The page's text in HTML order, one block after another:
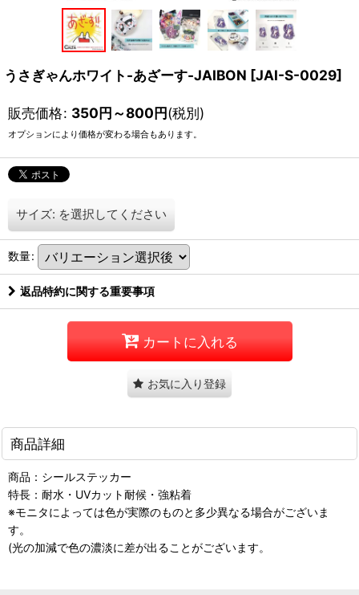
うさぎゃんホワイト-あざーす-JAIBON [JAI-S-0029]
販売価格: 350円～800円(税別)
オプションにより価格が変わる場合もあります。
サイズ: を選択してください
数量:
返品特約に関する重要事項
カートに入れる
お気に入り登録
商品詳細
商品：シールステッカー
特長：耐水・UVカット耐候・強粘着
※モニタによっては色が実際のものと多少異なる場合がございま
す。
(光の加減で色の濃淡に差が出ることがございます。